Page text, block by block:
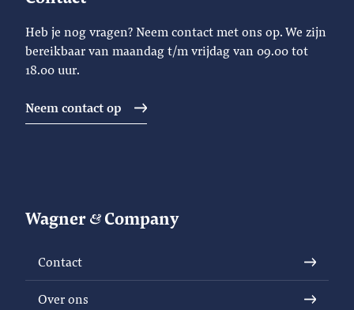
Heb je nog vragen? Neem contact met ons op. We zijn
bereikbaar van maandag t/m vrijdag van 09.00 tot
18.00 uur.
Neem contact op
Wagner Company
Contact
Over ons